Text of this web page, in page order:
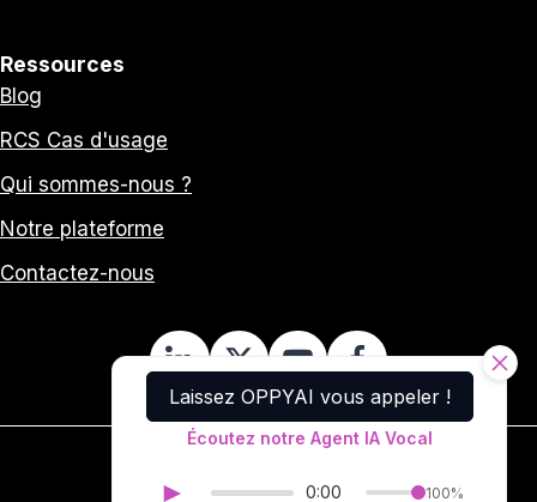
Ressources
Blog
RCS Cas d'usage
Qui sommes-nous ?
Notre plateforme
Contactez-nous
Laissez OPPYAI vous appeler !
Écoutez notre Agent IA Vocal
► 0:00 100%